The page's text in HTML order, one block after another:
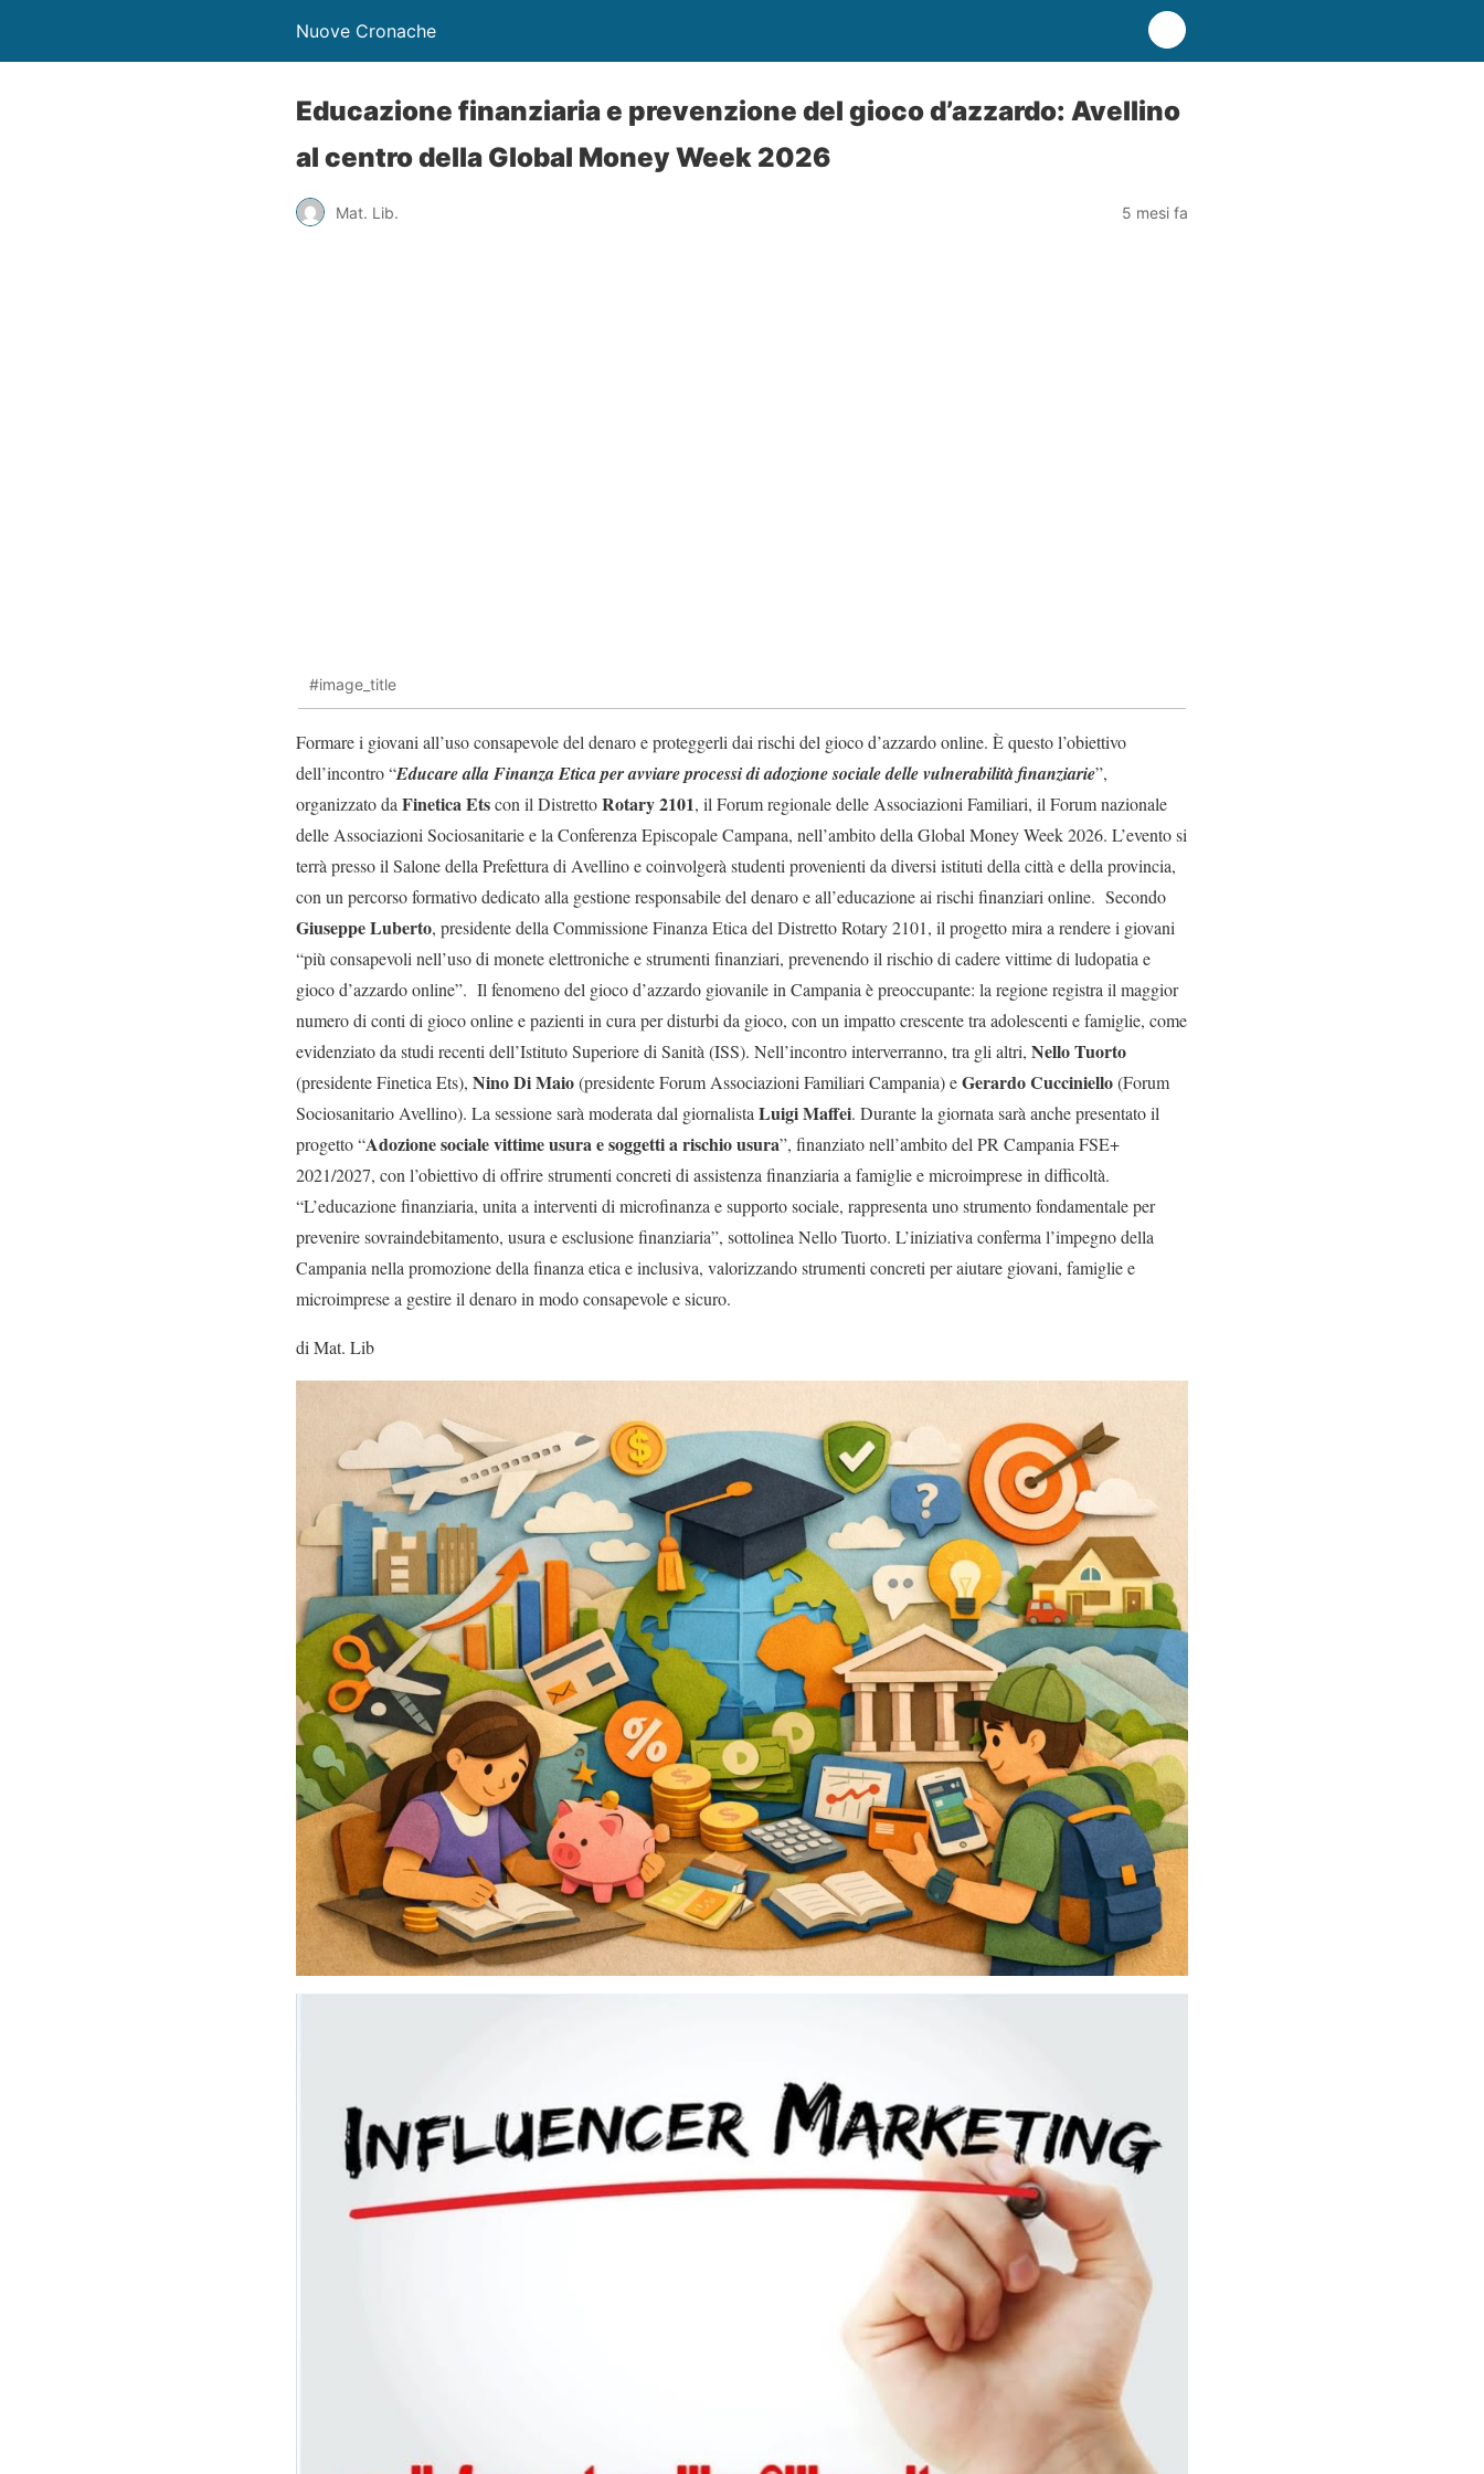
Nuove Cronache
Educazione finanziaria e prevenzione del gioco d’azzardo: Avellino
al centro della Global Money Week 2026
Mat. Lib. 5 mesi fa
#image_title
Formare i giovani all’uso consapevole del denaro e proteggerli dai rischi del gioco d’azzardo online. È questo l’obiettivo
dell’incontro “Educare alla Finanza Etica per avviare processi di adozione sociale delle vulnerabilità finanziarie”,
organizzato da Finetica Etscon il DistrettoRotary 2101, il Forum regionale delle Associazioni Familiari, il Forum nazionale
delle Associazioni Sociosanitarie e la Conferenza Episcopale Campana, nell’ambito della Global Money Week 2026. L’evento si
terrà presso il Salone della Prefettura di Avellino e coinvolgerà studenti provenienti da diversi istituti della città e della provincia,
con un percorso formativo dedicato alla gestione responsabile del denaro e all’educazione ai rischi finanziari online. Secondo
Giuseppe Luberto, presidente della Commissione Finanza Etica del Distretto Rotary 2101, il progetto mira a rendere i giovani
“più consapevoli nell’uso di monete elettroniche e strumenti finanziari, prevenendo il rischio di cadere vittime di ludopatia e
gioco d’azzardo online”. Il fenomeno del gioco d’azzardo giovanile in Campania è preoccupante: la regione registra il maggior
numero di conti di gioco online e pazienti in cura per disturbi da gioco, con un impatto crescente tra adolescenti e famiglie, come
evidenziato da studi recenti dell’Istituto Superiore di Sanità (ISS). Nell’incontro interverranno, tra gli altri, Nello Tuorto
(presidente Finetica Ets), Nino Di Maio(presidente Forum Associazioni Familiari Campania) eGerardo Cucciniello(Forum
Sociosanitario Avellino). La sessione sarà moderata dal giornalista Luigi Maffei. Durante la giornata sarà anche presentato il
progetto “Adozione sociale vittime usura e soggetti a rischio usura”, finanziato nell’ambito del PR Campania FSE+
2021/2027, con l’obiettivo di offrire strumenti concreti di assistenza finanziaria a famiglie e microimprese in difficoltà.
“L’educazione finanziaria, unita a interventi di microfinanza e supporto sociale, rappresenta uno strumento fondamentale per
prevenire sovraindebitamento, usura e esclusione finanziaria”, sottolinea Nello Tuorto. L’iniziativa conferma l’impegno della
Campania nella promozione della finanza etica e inclusiva, valorizzando strumenti concreti per aiutare giovani, famiglie e
microimprese a gestire il denaro in modo consapevole e sicuro.
di Mat. Lib